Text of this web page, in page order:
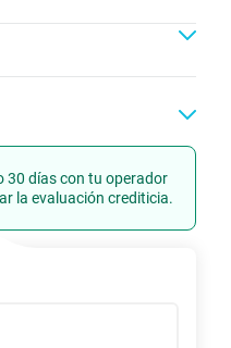
Portabilidad
30 días con tu operador
la evaluación crediticia.